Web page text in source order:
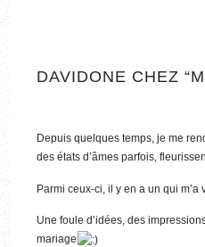
DAVIDONE CHEZ
Depuis quelques temps, je me
des états d’âmes parfois,
Parmi ceux-ci, il y en a un qui
Une foule d’idées, des
mariage